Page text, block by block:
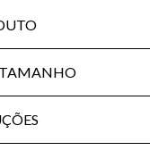
TAMANHO